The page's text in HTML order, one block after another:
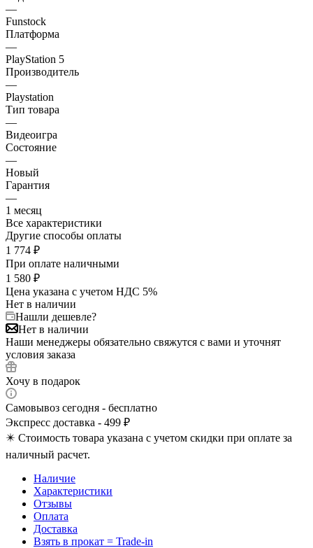
—
Funstock
Платформа
—
PlayStation 5
Производитель
—
Playstation
Тип товара
—
Видеоигра
Состояние
—
Новый
Гарантия
—
1 месяц
Все характеристики
Другие способы оплаты
1 774 ₽
При оплате наличными
1 580 ₽
Цена указана с учетом НДС 5%
Нет в наличии
Нашли дешевле?
Нет в наличии
Наши менеджеры обязательно свяжутся с вами и уточнят
условия заказа
Хочу в подарок
Самовывоз сегодня - бесплатно
Экспресс доставка - 499 ₽
✴️ Стоимость товара указана с учетом скидки при оплате за
наличный расчет.
Наличие
Характеристики
Отзывы
Оплата
Доставка
Взять в прокат = Trade-in